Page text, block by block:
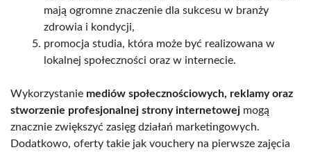
mają ogromne znaczenie dla sukcesu w branży
zdrowia i kondycji,
promocja studia, która może być realizowana w
lokalnej społeczności oraz w internecie.
Wykorzystanie mediów społecznościowych, reklamy oraz
stworzenie profesjonalnej strony internetowej mogą
znacznie zwiększyć zasięg działań marketingowych.
Dodatkowo, oferty takie jak vouchery na pierwsze zajęcia